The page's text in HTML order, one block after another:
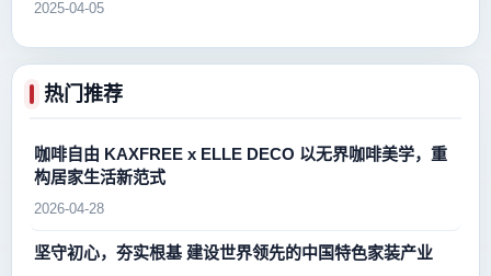
2025-04-05
热门推荐
咖啡自由 KAXFREE x ELLE DECO 以无界咖啡美学，重
构居家生活新范式
2026-04-28
坚守初心，夯实根基 建设世界领先的中国特色家装产业